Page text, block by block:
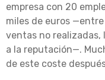
empresa con 20
miles de euros
ventas no
a la reputación—.
de este coste